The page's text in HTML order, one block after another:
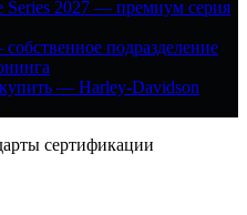
Series 2027 — премиум серия
подразделение
— Harley-Davidson
сертификации